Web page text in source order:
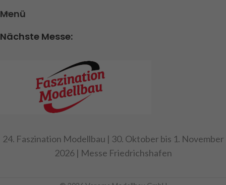
Menü
Nächste Messe:
24. Faszination Modellbau | 30. Oktober bis 1. November
2026 | Messe Friedrichshafen